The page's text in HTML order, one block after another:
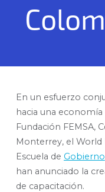
En un esfuerzo
hacia una
Fundación FEMSA,
Monterrey, el World
Escuela de Gobierno
han anunciado la
de capacitación.